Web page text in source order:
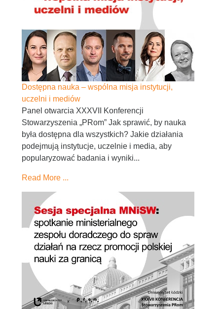
Dostępna nauka – wspólna misja instytucji,
uczelni i mediów
Panel otwarcia XXXVII Konferencji
Stowarzyszenia „PRom” Jak sprawić, by nauka
była dostępna dla wszystkich? Jakie działania
podejmują instytucje, uczelnie i media, aby
popularyzować badania i wyniki...
Read More ...